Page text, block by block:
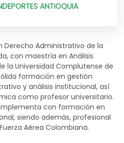
ANTIOQUIA
Derecho Administrativo de la
con maestría en Análisis
la Universidad Complutense de
formación en gestión
y análisis institucional, así
como profesor universitario.
con formación en
siendo además, profesional
Aérea Colombiana.